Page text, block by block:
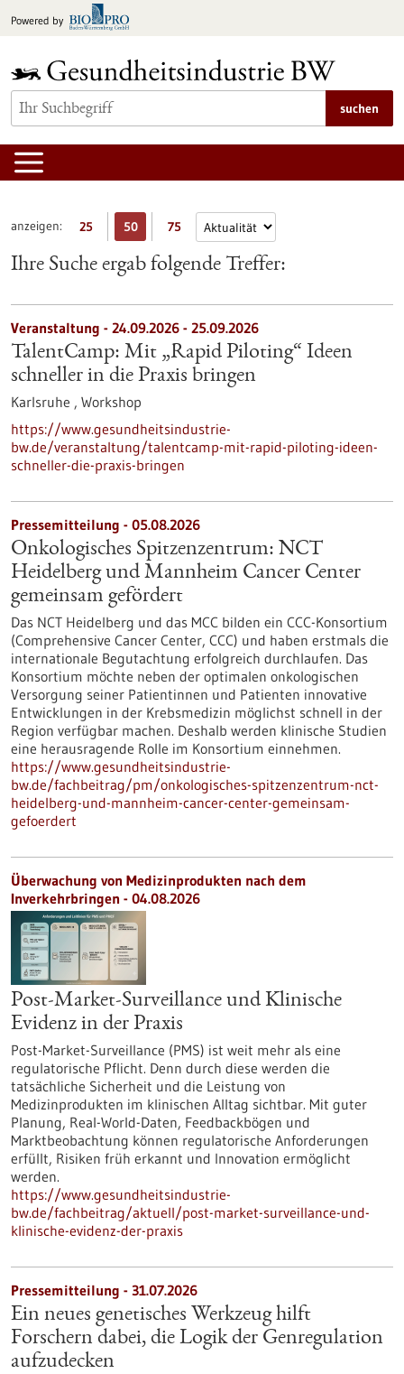
Inhalt
Powered by
suchen
anzeigen: 25 50 75
Ihre Suche ergab folgende Treffer:
Veranstaltung - 24.09.2026 - 25.09.2026
TalentCamp: Mit „Rapid Piloting“ Ideen
schneller in die Praxis bringen
Karlsruhe , Workshop
https://www.gesundheitsindustrie-
bw.de/veranstaltung/talentcamp-mit-rapid-piloting-ideen-
schneller-die-praxis-bringen
Pressemitteilung - 05.08.2026
Onkologisches Spitzenzentrum: NCT
Heidelberg und Mannheim Cancer Center
gemeinsam gefördert
Das NCT Heidelberg und das MCC bilden ein CCC-Konsortium
(Comprehensive Cancer Center, CCC) und haben erstmals die
internationale Begutachtung erfolgreich durchlaufen. Das
Konsortium möchte neben der optimalen onkologischen
Versorgung seiner Patientinnen und Patienten innovative
Entwicklungen in der Krebsmedizin möglichst schnell in der
Region verfügbar machen. Deshalb werden klinische Studien
eine herausragende Rolle im Konsortium einnehmen.
https://www.gesundheitsindustrie-
bw.de/fachbeitrag/pm/onkologisches-spitzenzentrum-nct-
heidelberg-und-mannheim-cancer-center-gemeinsam-
gefoerdert
Überwachung von Medizinprodukten nach dem
Inverkehrbringen - 04.08.2026
Post-Market-Surveillance und Klinische
Evidenz in der Praxis
Post-Market-Surveillance (PMS) ist weit mehr als eine
regulatorische Pflicht. Denn durch diese werden die
tatsächliche Sicherheit und die Leistung von
Medizinprodukten im klinischen Alltag sichtbar. Mit guter
Planung, Real-World-Daten, Feedbackbögen und
Marktbeobachtung können regulatorische Anforderungen
erfüllt, Risiken früh erkannt und Innovation ermöglicht
werden.
https://www.gesundheitsindustrie-
bw.de/fachbeitrag/aktuell/post-market-surveillance-und-
klinische-evidenz-der-praxis
Pressemitteilung - 31.07.2026
Ein neues genetisches Werkzeug hilft
Forschern dabei, die Logik der Genregulation
aufzudecken